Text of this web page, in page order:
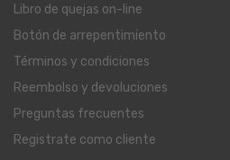
Libro de quejas on-line
Botón de arrepentimiento
Términos y condiciones
Reembolso y devoluciones
Preguntas frecuentes
Registrate como cliente